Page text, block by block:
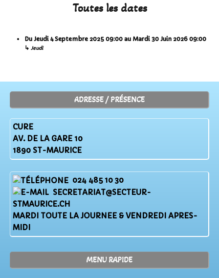
Toutes les dates
Du Jeudi 4 Septembre 2025 09:00 au Mardi 30 Juin 2026 09:00
↳ Jeudi
ADRESSE / PRÉSENCE
CURE
AV. DE LA GARE 10
1890 ST-MAURICE
024 485 10 30
SECRETARIAT@SECTEUR-
STMAURICE.CH
MARDI TOUTE LA JOURNEE & VENDREDI APRES-
MIDI
MENU RAPIDE